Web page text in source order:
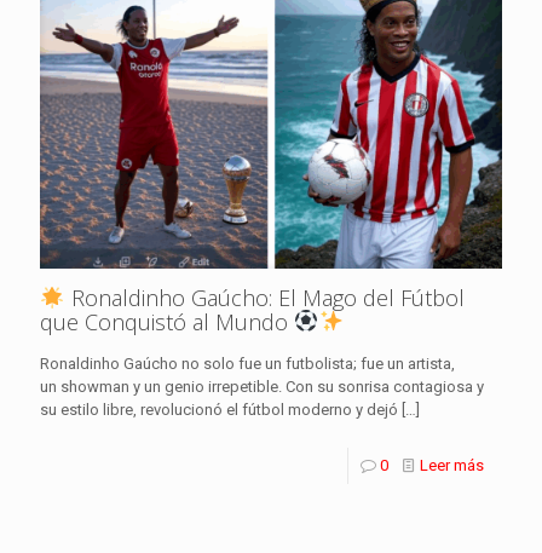
Ronaldinho Gaúcho: El Mago del Fútbol
que Conquistó al Mundo
Ronaldinho Gaúcho no solo fue un futbolista; fue un artista,
un showman y un genio irrepetible. Con su sonrisa contagiosa y
su estilo libre, revolucionó el fútbol moderno y dejó […]
0 Leer más